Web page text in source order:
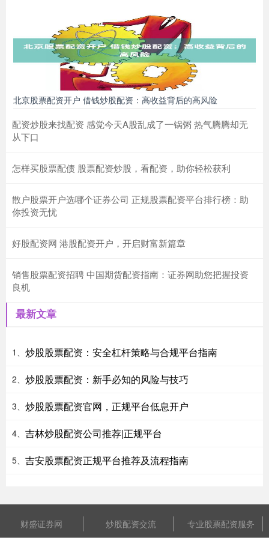
北京股票配资开户 借钱炒股配资：高收益背后的高风险
配资炒股来找配资 感觉今天A股乱成了一锅粥 热气腾腾却无
从下口
怎样买股票配债 股票配资炒股，看配资，助你轻松获利
散户股票开户选哪个证券公司 正规股票配资平台排行榜：助
你投资无忧
好股配资网 港股配资开户，开启财富新篇章
销售股票配资招聘 中国期货配资指南：证券网助您把握投资
良机
最新文章
1、 炒股股票配资：安全杠杆策略与合规平台指南
2、 炒股股票配资：新手必知的风险与技巧
3、 炒股股票配资官网，正规平台低息开户
4、 吉林炒股配资公司推荐|正规平台
5、 吉安股票配资正规平台推荐及流程指南
财盛证券网 炒股配资交流 专业股票配资服务